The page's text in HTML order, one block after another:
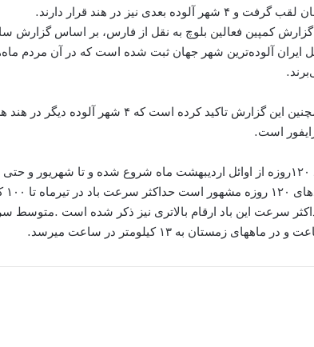
گرفت و ۴ شهر آلوده بعدی نیز در هند قرار دارند.
گزارش کمپین فعالین بلوچ به نقل از فارس، بر اساس گزارش
ایران آلوده‌ترین شهر جهان ثبت شده است که در آن مردم
همچنین این گزارش تاکید کرده است که
است.
باد ۱۲۰روزه از اوائل اردیبهشت ماه شروع شده و تا شهریور و
و در ماههای زمستان به ۱۳ کیلومتر در ساعت میرسد.